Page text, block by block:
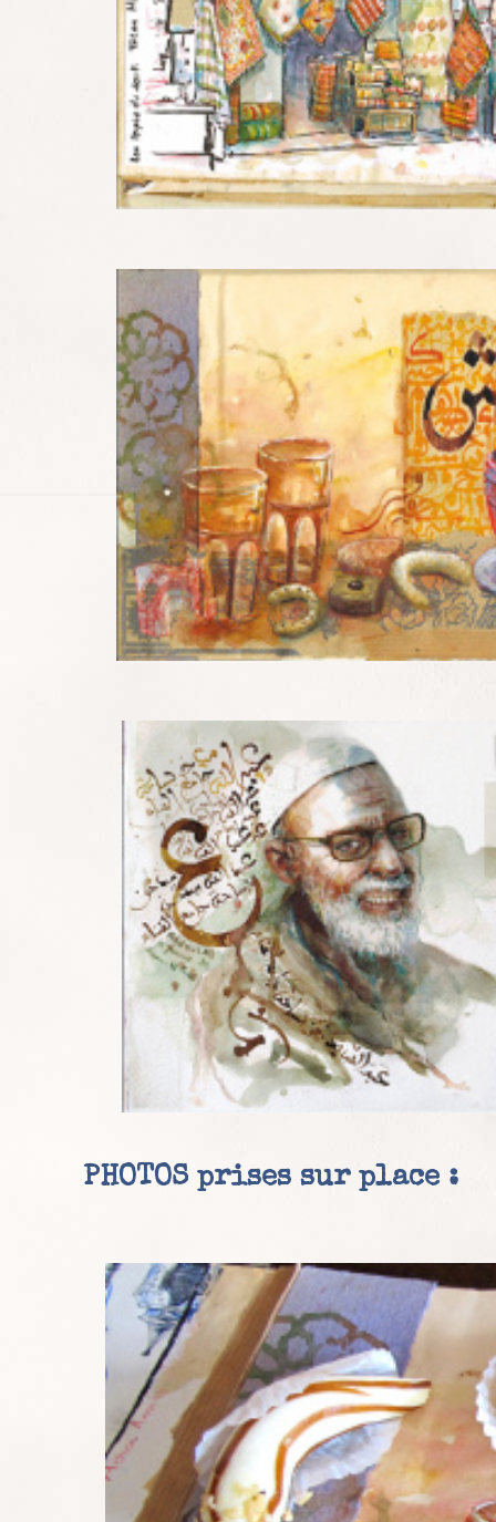
PHOTOS prises sur place :